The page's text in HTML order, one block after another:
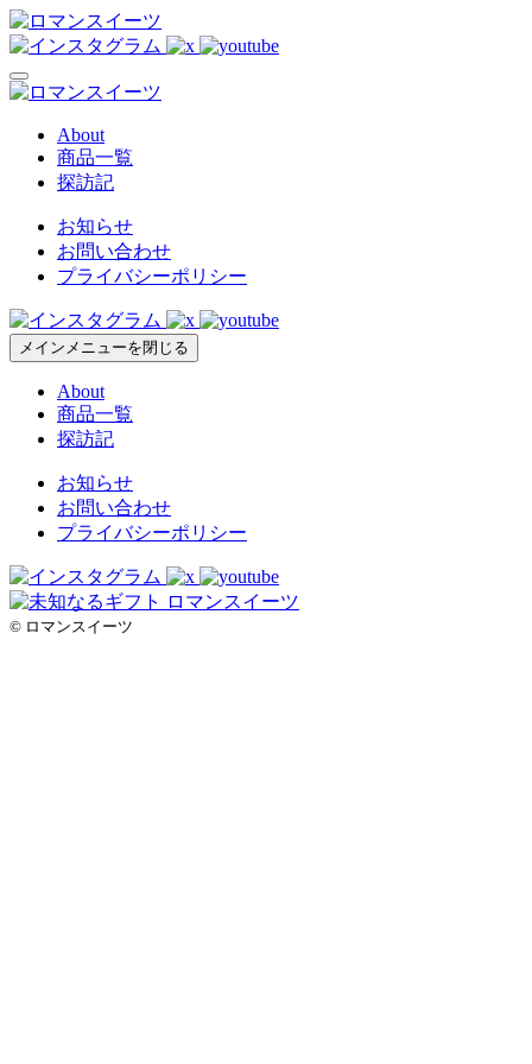
About
商品一覧
探訪記
お知らせ
お問い合わせ
プライバシーポリシー
メインメニューを閉じる
About
商品一覧
探訪記
お知らせ
お問い合わせ
プライバシーポリシー
© ロマンスイーツ